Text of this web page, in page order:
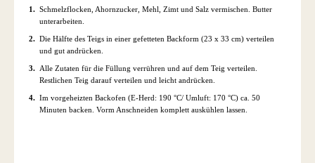
Schmelzflocken, Ahornzucker, Mehl, Zimt und Salz vermischen. Butter
unterarbeiten.
Die Hälfte des Teigs in einer gefetteten Backform (23 x 33 cm) verteilen
und gut andrücken.
Alle Zutaten für die Füllung verrühren und auf dem Teig verteilen.
Restlichen Teig darauf verteilen und leicht andrücken.
Im vorgeheizten Backofen (E-Herd: 190 °C/ Umluft: 170 °C) ca. 50
Minuten backen. Vorm Anschneiden komplett auskühlen lassen.